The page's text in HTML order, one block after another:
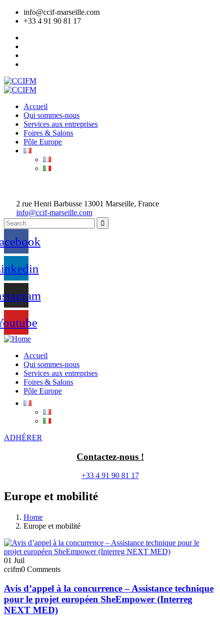
info@ccif-marseille.com
+33 4 91 90 81 17
Accueil
Qui sommes-nous
Services aux entreprises
Foires & Salons
Pôle Europe
2 rue Henri Barbusse 13001 Marseille, France
info@ccif-marseille.com
Accueil
Qui sommes-nous
Services aux entreprises
Foires & Salons
Pôle Europe
ADHÉRER
Contactez-nous !
+33 4 91 90 81 17
Europe et mobilité
Home
Europe et mobilité
01 Juil
ccifm0 Comments
Avis d’appel à la concurrence – Assistance technique
pour le projet européen SheEmpower (Interreg
NEXT MED)